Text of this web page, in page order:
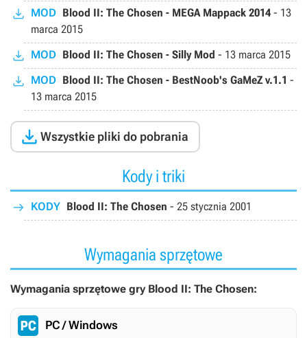
MOD Blood II: The Chosen - MEGA Mappack 2014 - 13
marca 2015
MOD Blood II: The Chosen - Silly Mod - 13 marca 2015
MOD Blood II: The Chosen - BestNoob's GaMeZ v.1.1 -
13 marca 2015
 Wszystkie pliki do pobrania
Kody i triki
KODY Blood II: The Chosen - 25 stycznia 2001
Wymagania sprzętowe
Wymagania sprzętowe gry Blood II: The Chosen:
PC / Windows